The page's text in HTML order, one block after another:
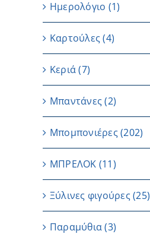
Ημερολόγιο (1)
Καρτούλες (4)
Κεριά (7)
Μπαντάνες (2)
Μπομπονιέρες(202)
ΜΠΡΕΛΟΚ (11)
Ξύλινες φιγούρες(25)
Παραμύθια (3)